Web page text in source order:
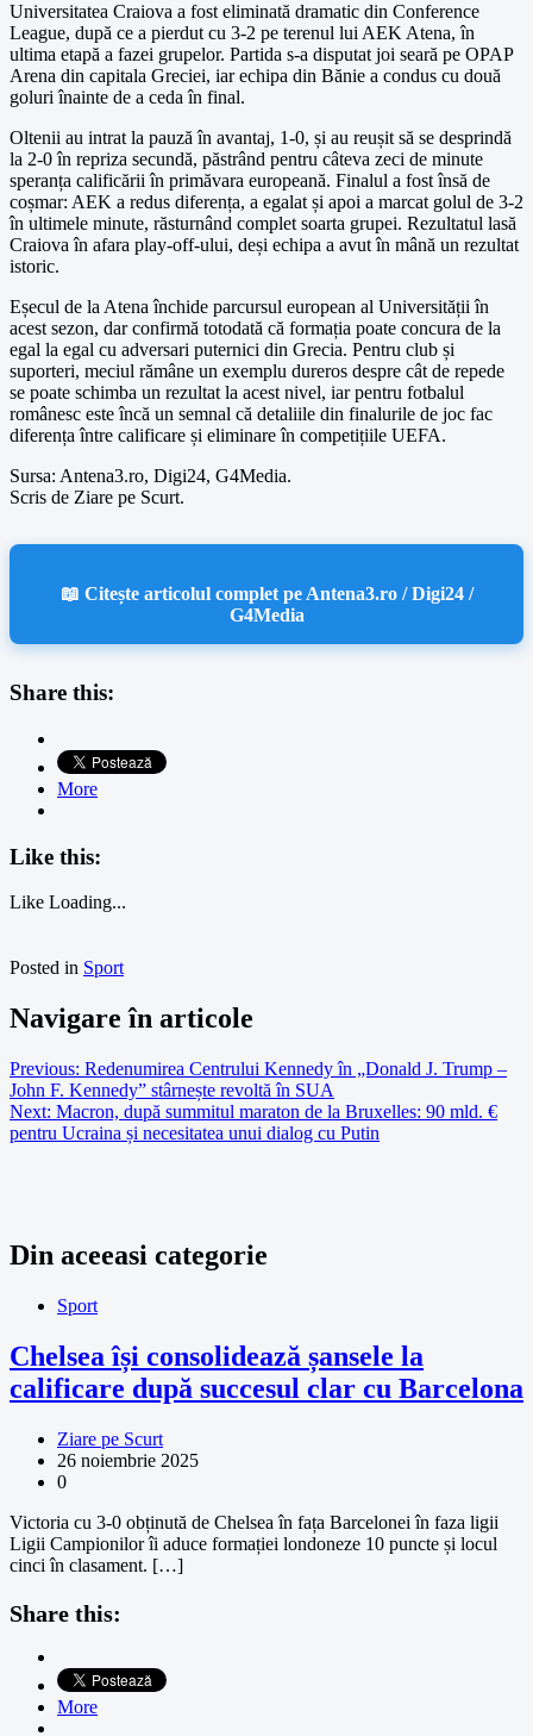
Universitatea Craiova a fost eliminată dramatic din Conference
League, după ce a pierdut cu 3-2 pe terenul lui AEK Atena, în
ultima etapă a fazei grupelor. Partida s-a disputat joi seară pe OPAP
Arena din capitala Greciei, iar echipa din Bănie a condus cu două
goluri înainte de a ceda în final.
Oltenii au intrat la pauză în avantaj, 1-0, și au reușit să se desprindă
la 2-0 în repriza secundă, păstrând pentru câteva zeci de minute
speranța calificării în primăvara europeană. Finalul a fost însă de
coșmar: AEK a redus diferența, a egalat și apoi a marcat golul de 3-2
în ultimele minute, răsturnând complet soarta grupei. Rezultatul lasă
Craiova în afara play-off-ului, deși echipa a avut în mână un rezultat
istoric.
Eșecul de la Atena închide parcursul european al Universității în
acest sezon, dar confirmă totodată că formația poate concura de la
egal la egal cu adversari puternici din Grecia. Pentru club și
suporteri, meciul rămâne un exemplu dureros despre cât de repede
se poate schimba un rezultat la acest nivel, iar pentru fotbalul
românesc este încă un semnal că detaliile din finalurile de joc fac
diferența între calificare și eliminare în competițiile UEFA.
Sursa: Antena3.ro, Digi24, G4Media.
Scris de Ziare pe Scurt.
📖 Citește articolul complet pe Antena3.ro / Digi24 /
G4Media
Share this:
More
Like this:
Like Loading...
Posted in Sport
Navigare în articole
Previous: Redenumirea Centrului Kennedy în „Donald J. Trump –
John F. Kennedy” stârnește revoltă în SUA
Next: Macron, după summitul maraton de la Bruxelles: 90 mld. €
pentru Ucraina și necesitatea unui dialog cu Putin
Din aceeasi categorie
Sport
Chelsea își consolidează șansele la
calificare după succesul clar cu Barcelona
Ziare pe Scurt
26 noiembrie 2025
0
Victoria cu 3-0 obținută de Chelsea în fața Barcelonei în faza ligii
Ligii Campionilor îi aduce formației londoneze 10 puncte și locul
cinci în clasament. […]
Share this:
More